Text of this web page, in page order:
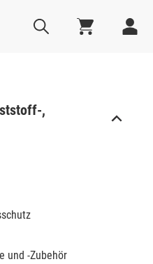
,
und -Zubehör